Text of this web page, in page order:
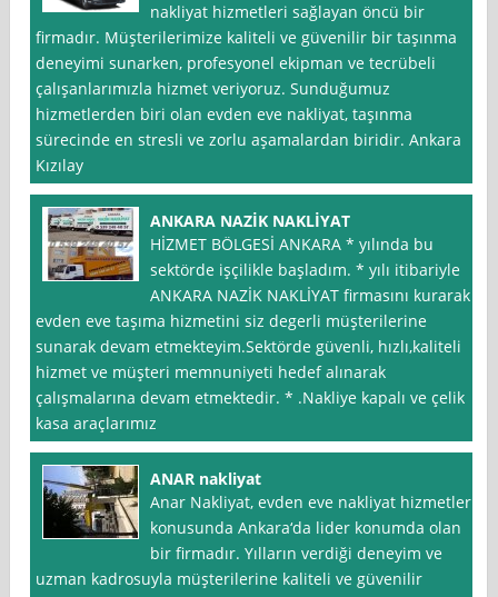
nakliyat hizmetleri sağlayan öncü bir
firmadır. Müşterilerimize kaliteli ve güvenilir bir taşınma
deneyimi sunarken, profesyonel ekipman ve tecrübeli
çalışanlarımızla hizmet veriyoruz. Sunduğumuz
hizmetlerden biri olan evden eve nakliyat, taşınma
sürecinde en stresli ve zorlu aşamalardan biridir. Ankara
Kızılay
ANKARA NAZİK NAKLİYAT
HİZMET BÖLGESİ ANKARA * yılında bu
sektörde işçilikle başladım. * yılı itibariyle
ANKARA NAZİK NAKLİYAT firmasını kurarak
evden eve taşıma hizmetini siz degerli müşterilerine
sunarak devam etmekteyim.Sektörde güvenli, hızlı,kaliteli
hizmet ve müşteri memnuniyeti hedef alınarak
çalışmalarına devam etmektedir. * .Nakliye kapalı ve çelik
kasa araçlarımız
ANAR nakliyat
Anar Nakliyat, evden eve nakliyat hizmetleri
konusunda Ankara‘da lider konumda olan
bir firmadır. Yılların verdiği deneyim ve
uzman kadrosuyla müşterilerine kaliteli ve güvenilir